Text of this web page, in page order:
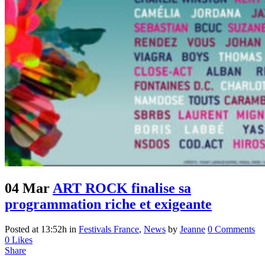
04 Mar ART ROCK finalise sa
programmation riche et exigeante
Posted at 13:52h in Festivals France, News by Jeanne 0 Comments
0 Likes
Share